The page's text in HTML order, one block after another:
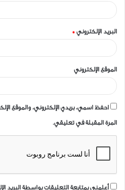
البريد الإلكتروني *
الموقع الإلكتروني
احفظ اسمي، بريدي الإلكتروني، والموقع
المرة المقبلة في تعليقي.
أعلمني بمتابعة التعليقات بواسطة البريد